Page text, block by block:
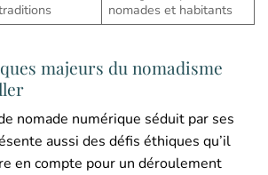
nomades et habitants
majeurs du nomadisme
nomade numérique séduit par ses
aussi des défis éthiques qu’il
en compte pour un déroulement